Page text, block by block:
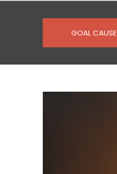
GOAL CAUSE